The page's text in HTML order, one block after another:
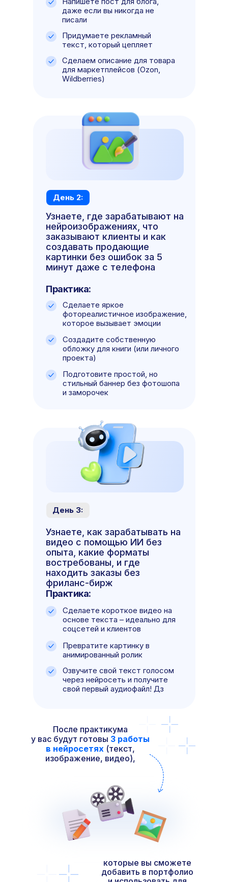
даже если вы никогда не
писали
Придумаете рекламный
текст, который цепляет
Сделаем описание для товара
для маркетплейсов (Ozon,
Wildberries)
Сделаете яркое
фотореалистичное изображение,
которое вызывает эмоции
Практика:
Создадите собственную
обложку для книги (или личного
проекта)
Подготовите простой, но
стильный баннер без фотошопа
и заморочек
Узнаете, где зарабатывают на
нейроизображениях, что
заказывают клиенты и как
создавать продающие
картинки без ошибок за 5
минут даже с телефона
День 2:
Сделаете короткое видео на
основе текста – идеально для
соцсетей и клиентов
Практика:
Превратите картинку в
анимированный ролик
Озвучите свой текст голосом
через нейросеть и получите
свой первый аудиофайл! Дз
Узнаете, как зарабатывать на
видео с помощью ИИ без
опыта, какие форматы
востребованы, и где
находить заказы без
фриланс-бирж
День 3:
которые вы сможете
добавить в портфолио
После практикума
у вас будут готовы 3 работы
в нейросетях (текст,
изображение, видео),